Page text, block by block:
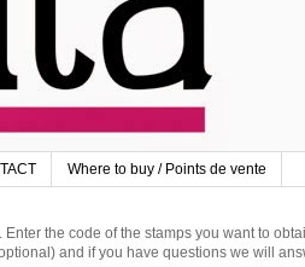
Where to buy / Points de vente
the code of the stamps you want to
and if you have questions we will